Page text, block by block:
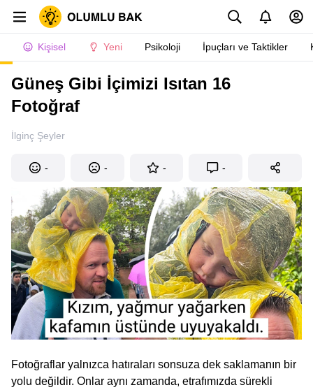
Kişisel Yeni Psikoloji İpuçları ve Taktikler
Güneş Gibi İçimizi Isıtan 16
Fotoğraf
İlginç Şeyler
- - - -
Fotoğraflar yalnızca hatıraları sonsuza dek saklamanın bir
yolu değildir. Onlar aynı zamanda, etrafımızda sürekli